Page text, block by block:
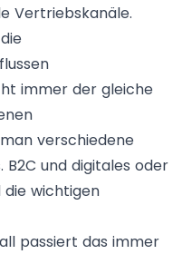
Vertriebskanäle.
immer der gleiche
verschiedene
B2C und digitales oder
die wichtigen
passiert das immer